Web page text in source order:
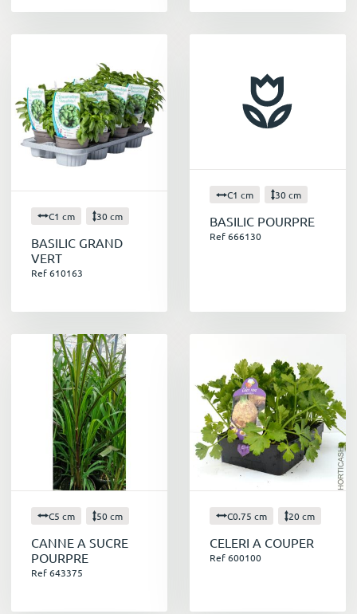
C1 cm 30 cm
BASILIC GRAND
VERT
Ref 610163
C1 cm 30 cm
BASILIC POURPRE
Ref 666130
C5 cm 50 cm
CANNE A SUCRE
POURPRE
Ref 643375
C0.75 cm 20 cm
CELERI A COUPER
Ref 600100